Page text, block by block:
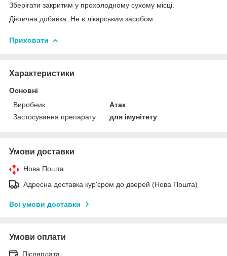
Зберігати закритим у прохолодному сухому місці.
Дієтична добавка. Не є лікарським засобом.
Приховати
Характеристики
Основні
Виробник
Атак
Застосування препарату
для імунітету
Умови доставки
Нова Пошта
Адресна доставка кур'єром до дверей (Нова Пошта)
Всі умови доставки
Умови оплати
Післяплата